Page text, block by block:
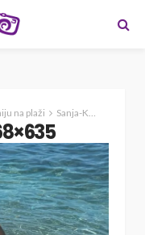
na plaži Sanja-Kuzet-33-1-768×635